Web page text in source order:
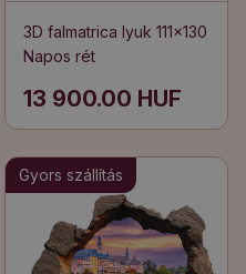
3D falmatrica lyuk 111x130
Napos rét
13 900.00 HUF
Gyors szállítás